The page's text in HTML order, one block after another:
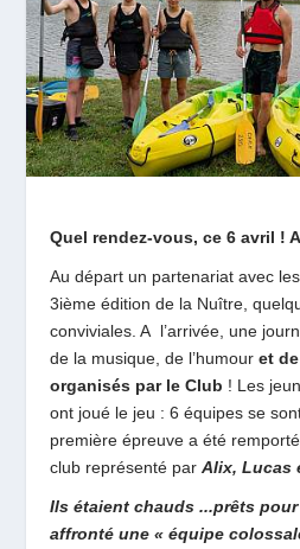
Quel rendez-vous, ce 6 avril !
Au départ un partenariat avec
3ième édition de la Nuître,
conviviales. A l’arrivée, une
de la musique, de l’humouret
organisés par le Club ! Les
ont joué le jeu : 6 équipes se
première épreuve a été
club représenté parAlix, Lucas
Ils étaient chauds ...prêts
affronté une « équipe